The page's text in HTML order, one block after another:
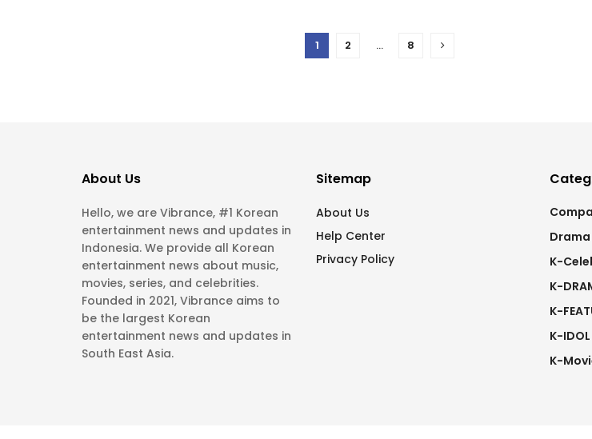
1 2 … 8
About Us
Hello, we are Vibrance, #1 Korean
entertainment news and updates in
Indonesia. We provide all Korean
entertainment news about music,
movies, series, and celebrities.
Founded in 2021, Vibrance aims to
be the largest Korean
entertainment news and updates in
South East Asia.
Sitemap
About Us
Help Center
Privacy Policy
Drama
K-
K-
K-
K-IDOL
K-